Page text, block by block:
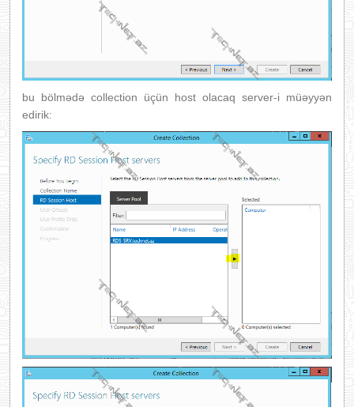
bu bölmədə collection üçün host olacaq server-i müəyyən
edirik: